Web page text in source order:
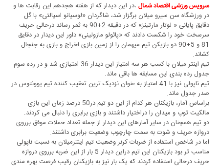
سرویس ورزشی اقتصاد شمال ،در این دیدار که از هفته هجدهم این رقابت ها و
در ورزشگاه سن سیرو میلان برگزار شد، شاگردان «لوسیانو اسپالتی» با گل
دقایق پایانی « لوتار مارتینز» که در دقیقه 2+90 به ثمر رساند درحالی حریف
سرسخت خود را شکست دادند که «پائولو مازولینی» داور این دیدار در دقایق
81 و 5+90 دو بازیکن تیم میهمان را از زمین بازی اخراج و بازی به جنجال
کشاند.
تیم اینتر میلان با کسب هر سه امتیاز این دیدار 36 امتیازی شد و در رده سوم
جدول رده بندی این مسابقه ها باقی ماند.
تیم ناپولی نیز با 41 امتیاز به عنوان نزدیک ترین تعقیب کننده تیم یوونتوس در
صدر جدول ماند.
براساس آمار، بازیکنان هر کدام از این دو تیم در50 درصد زمان این بازی
مالکیت توپ و میدان را دراختیار داشتند و بازی برابری را دنبال می کردند.
دو تیم همچنان در سایر آمارهای این دیدار از جمله تعداد حملات موفق برروی
دروازه حریف و شوت به سمت چارچوب وضعیت برابری داشتند.
اما در شاخص استفاده از ضربات کرنر وضعیت تیم اینترمیلان به نسبت ناپولی
مناسب تر بود بازیکنان این تیم دراین دیدار 5 بار از این ضربه برروی دروازه
حریف درحالی استفاده کردند که یک بار نیز به بازیکنان رقیب فرصت بهره مندی